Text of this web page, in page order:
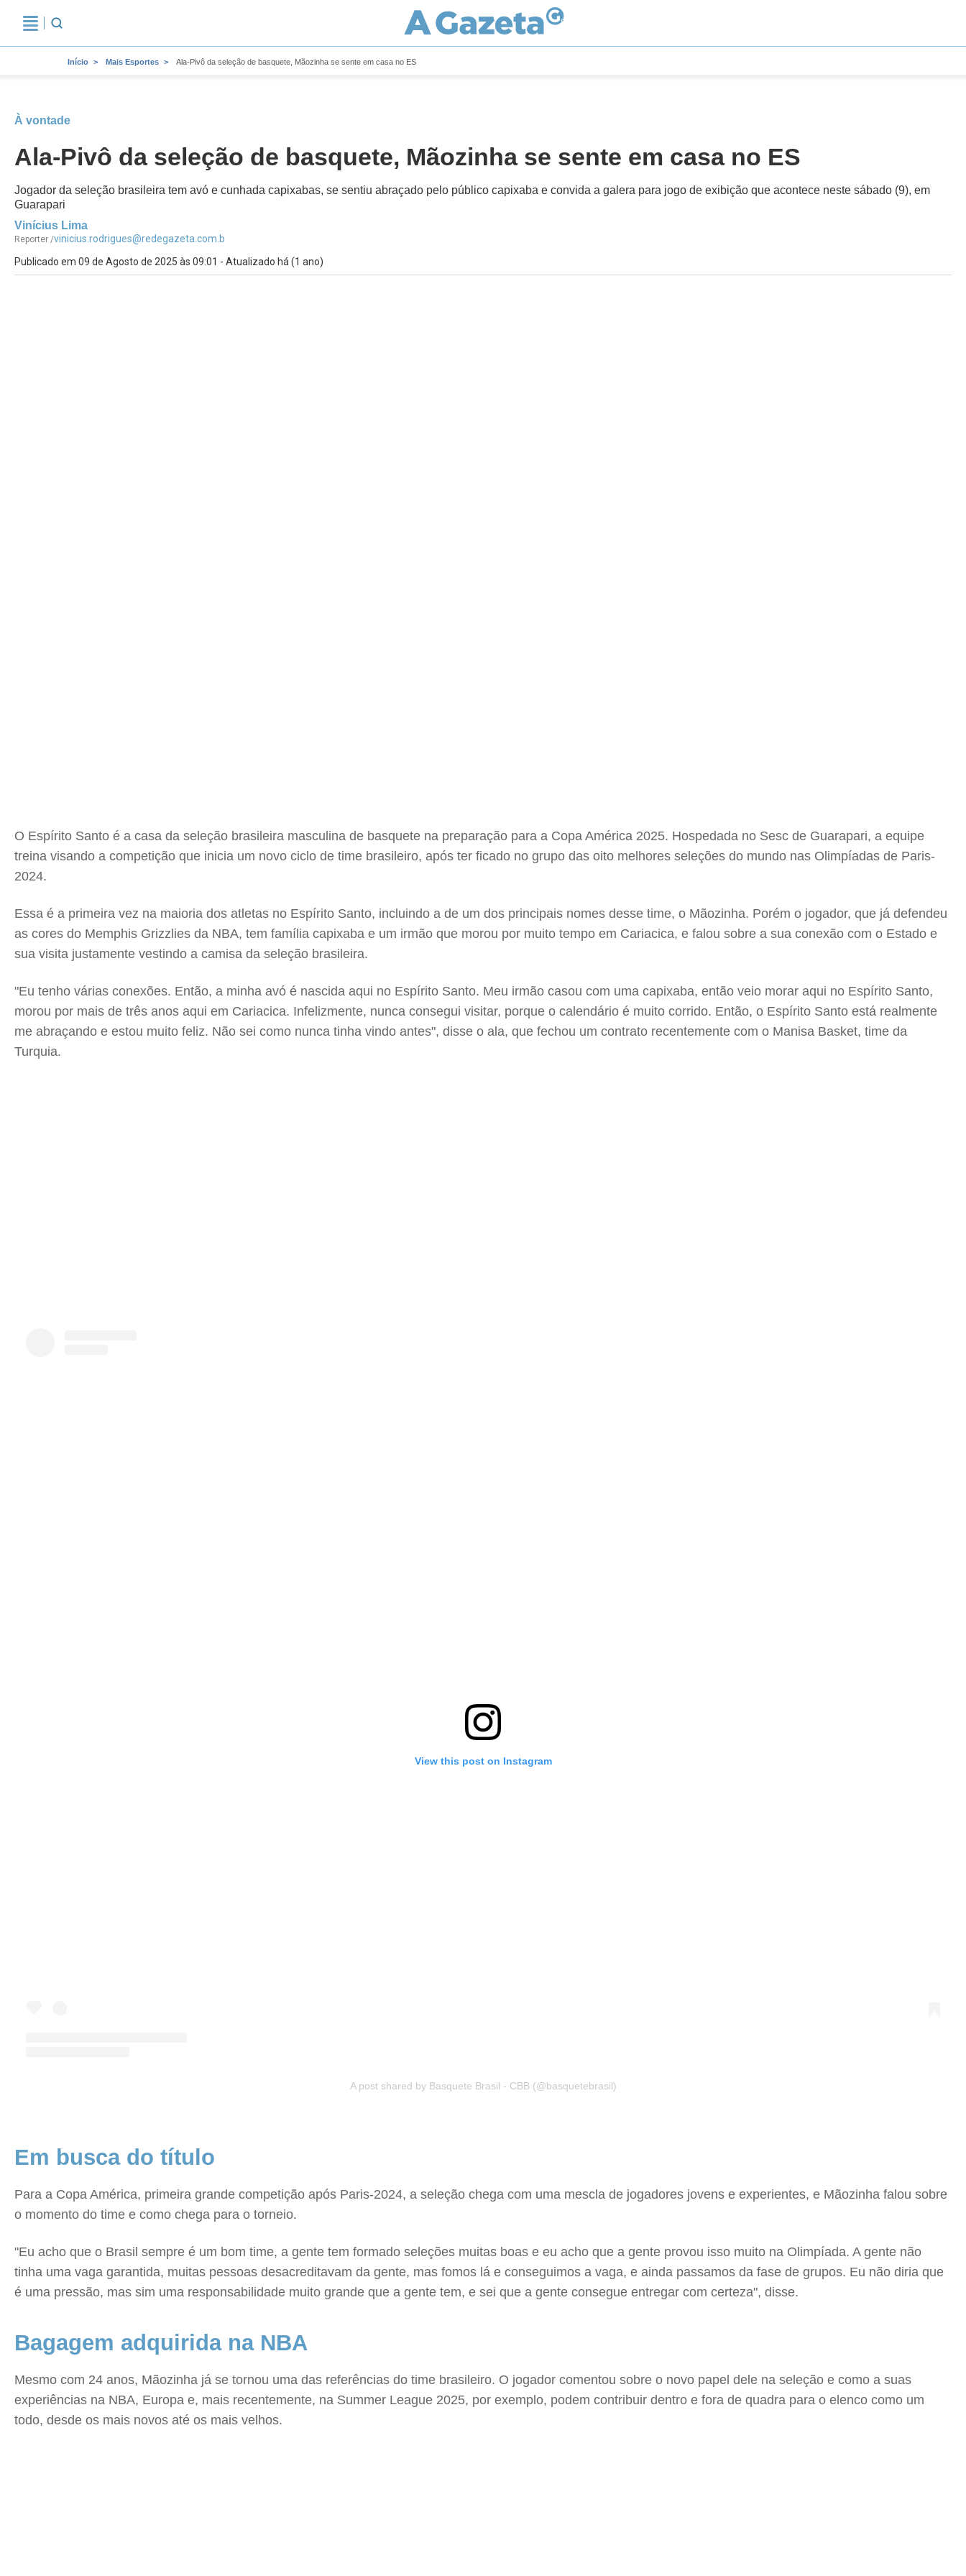
Início Mais Esportes Ala-Pivô da seleção de basquete, Mãozinha se sente em casa no ES
À vontade
Ala-Pivô da seleção de basquete, Mãozinha se sente em casa no ES
Jogador da seleção brasileira tem avó e cunhada capixabas, se sentiu abraçado pelo público capixaba e convida a galera para jogo de exibição que acontece neste sábado (9), em
Guarapari
Vinícius Lima
Reporter /vinicius.rodrigues@redegazeta.com.b
Publicado em 09 de Agosto de 2025 às 09:01 - Atualizado há (1 ano)
O Espírito Santo é a casa da seleção brasileira masculina de basquete na preparação para a Copa América 2025. Hospedada no Sesc de Guarapari, a equipe
treina visando a competição que inicia um novo ciclo de time brasileiro, após ter ficado no grupo das oito melhores seleções do mundo nas Olimpíadas de Paris-
2024.
Essa é a primeira vez na maioria dos atletas no Espírito Santo, incluindo a de um dos principais nomes desse time, o Mãozinha. Porém o jogador, que já defendeu
as cores do Memphis Grizzlies da NBA, tem família capixaba e um irmão que morou por muito tempo em Cariacica, e falou sobre a sua conexão com o Estado e
sua visita justamente vestindo a camisa da seleção brasileira.
"Eu tenho várias conexões. Então, a minha avó é nascida aqui no Espírito Santo. Meu irmão casou com uma capixaba, então veio morar aqui no Espírito Santo,
morou por mais de três anos aqui em Cariacica. Infelizmente, nunca consegui visitar, porque o calendário é muito corrido. Então, o Espírito Santo está realmente
me abraçando e estou muito feliz. Não sei como nunca tinha vindo antes", disse o ala, que fechou um contrato recentemente com o Manisa Basket, time da
Turquia.
View this post on Instagram
A post shared by Basquete Brasil - CBB (@basquetebrasil)
Em busca do título
Para a Copa América, primeira grande competição após Paris-2024, a seleção chega com uma mescla de jogadores jovens e experientes, e Mãozinha falou sobre
o momento do time e como chega para o torneio.
"Eu acho que o Brasil sempre é um bom time, a gente tem formado seleções muitas boas e eu acho que a gente provou isso muito na Olimpíada. A gente não
tinha uma vaga garantida, muitas pessoas desacreditavam da gente, mas fomos lá e conseguimos a vaga, e ainda passamos da fase de grupos. Eu não diria que
é uma pressão, mas sim uma responsabilidade muito grande que a gente tem, e sei que a gente consegue entregar com certeza", disse.
Bagagem adquirida na NBA
Mesmo com 24 anos, Mãozinha já se tornou uma das referências do time brasileiro. O jogador comentou sobre o novo papel dele na seleção e como a suas
experiências na NBA, Europa e, mais recentemente, na Summer League 2025, por exemplo, podem contribuir dentro e fora de quadra para o elenco como um
todo, desde os mais novos até os mais velhos.